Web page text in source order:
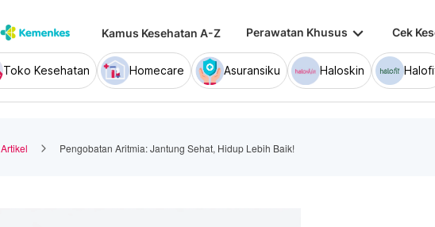
Kamus Kesehatan A-Z Perawatan Khusus keyboard_arrow_down Cek
Toko Kesehatan Homecare Asuransiku Haloskin
Artikel Pengobatan Aritmia: Jantung Sehat, Hidup Lebih Baik!